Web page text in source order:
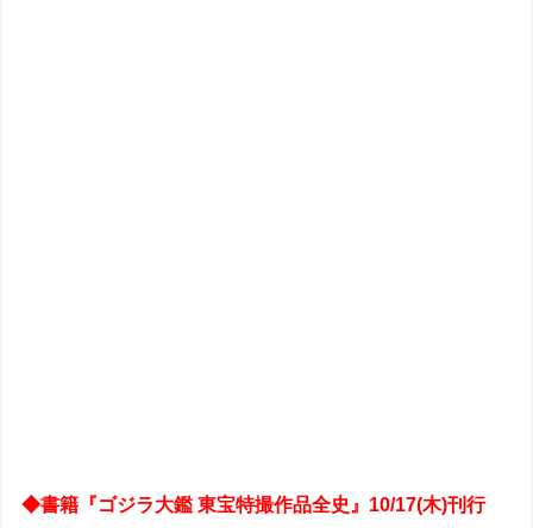
◆書籍『ゴジラ大鑑 東宝特撮作品全史』10/17(木)刊行